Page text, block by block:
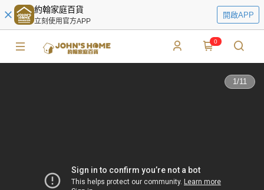
約翰家庭百貨
立刻使用官方APP
開啟APP
0
1/11